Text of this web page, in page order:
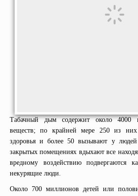
Табачный дым содержит около 4000
веществ; по крайней мере 250 из них
здоровья и более 50 вызывают у
закрытых помещениях вдыхают все
вредному воздействию подвергаются
некурящие люди.
Около 700 миллионов детей или